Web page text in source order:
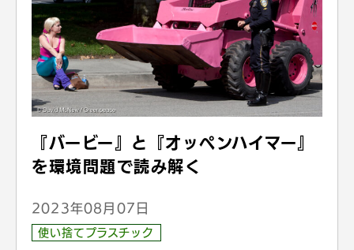
『バービー』と『オッペンハイマー』
を環境問題で読み解く
2023年08月07日
使い捨てプラスチック